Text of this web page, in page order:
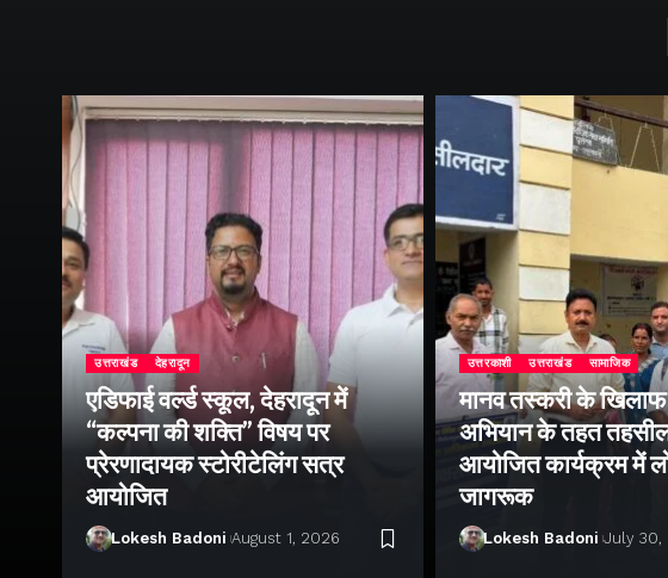
उत्तराखंड देहरादून
एडिफाई वर्ल्ड स्कूल, देहरादून में
“कल्पना की शक्ति” विषय पर
प्रेरणादायक स्टोरीटेलिंग सत्र
आयोजित
Lokesh Badoni August 1, 2026
उत्तरकाशी उत्तराखंड सामाजिक
मानव तस्करी के
अभियान के तहत
आयोजित कार्यक्रम में
जागरूक
Lokesh Badoni July 30,